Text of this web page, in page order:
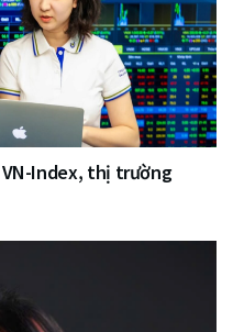
VN-Index, thị trường